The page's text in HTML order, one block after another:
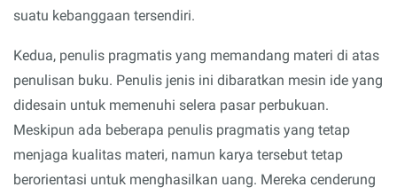
suatu kebanggaan tersendiri.
Kedua, penulis pragmatis yang memandang materi di atas
penulisan buku. Penulis jenis ini dibaratkan mesin ide yang
didesain untuk memenuhi selera pasar perbukuan.
Meskipun ada beberapa penulis pragmatis yang tetap
menjaga kualitas materi, namun karya tersebut tetap
berorientasi untuk menghasilkan uang. Mereka cenderung